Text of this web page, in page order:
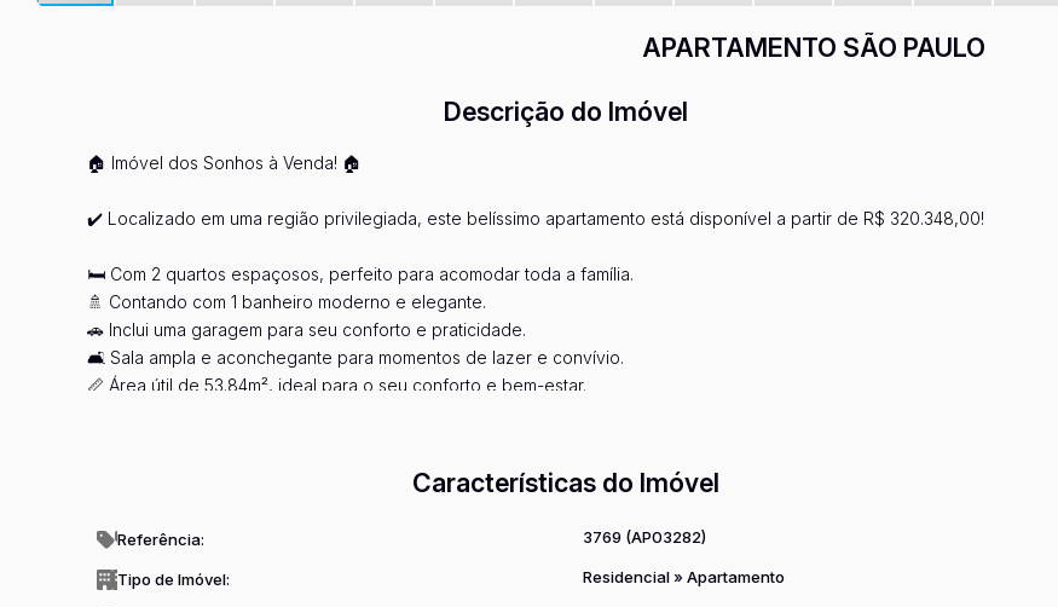
APARTAMENTO SÃO PAULO
Descrição do Imóvel
🏠 Imóvel dos Sonhos à Venda! 🏠
✔️ Localizado em uma região privilegiada, este belíssimo apartamento está disponível a partir de R$ 320.348,00!
🛏️ Com 2 quartos espaçosos, perfeito para acomodar toda a família.
🚿 Contando com 1 banheiro moderno e elegante.
🚗 Inclui uma garagem para seu conforto e praticidade.
🛋️ Sala ampla e aconchegante para momentos de lazer e convívio.
📏 Área útil de 53.84m², ideal para o seu conforto e bem-estar.
Não perca essa oportunidade única! Agende agora mesmo a sua visita e garanta o seu novo lar. Entre em contato
#ImóvelParaVenda #ApartamentoDosSonhos #Conforto #QualidadeDeVida #VemMorarBem
Características do Imóvel
Referência: 3769 (AP03282)
Tipo de Imóvel: Residencial» Apartamento